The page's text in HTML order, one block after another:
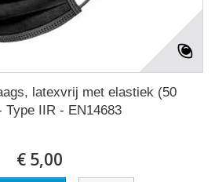
latexvrij met elastiek (50
Type IIR - EN14683
€ 5,00